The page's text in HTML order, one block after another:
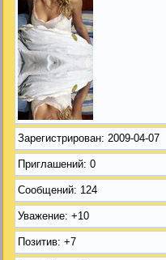
Зарегистрирован: 2009-04-07
Приглашений: 0
Сообщений: 124
Уважение: +10
Позитив: +7